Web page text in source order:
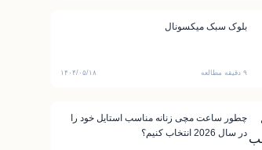
بلوک سبک میکسونال
۹ دقیقه مطالعه ۱۴۰۴/۰۵/۱۸
چطور ساعت مچی زنانه مناسب استایل خود را
در سال 2026 انتخاب کنیم؟